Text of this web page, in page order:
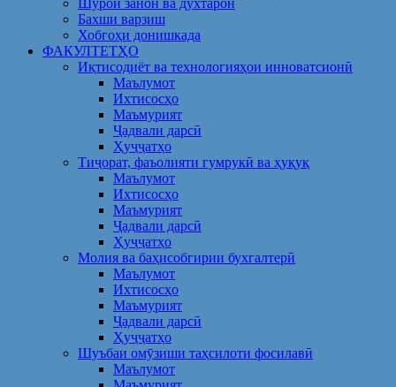
Шӯрои занон ва духтарон
Бахши варзиш
Хобгоҳи донишкада
ФАКУЛТЕТҲО
Иқтисодиёт ва технологияҳои инноватсионӣ
Маълумот
Ихтисосҳо
Маъмурият
Ҷадвали дарсӣ
Ҳуҷҷатҳо
Тиҷорат, фаъолияти гумрукӣ ва ҳуқуқ
Маълумот
Ихтисосҳо
Маъмурият
Ҷадвали дарсӣ
Ҳуҷҷатҳо
Молия ва баҳисобгирии бухгалтерӣ
Маълумот
Ихтисосҳо
Маъмурият
Ҷадвали дарсӣ
Ҳуҷҷатҳо
Шуъбаи омӯзиши таҳсилоти фосилавӣ
Маълумот